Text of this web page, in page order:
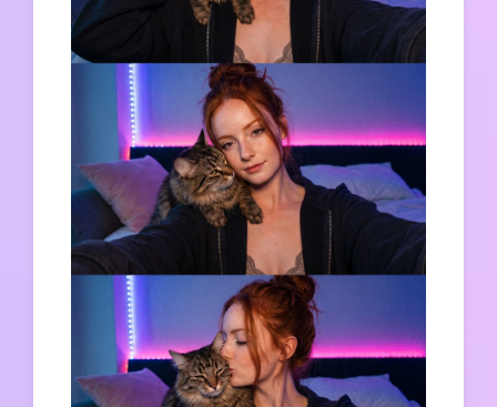
íntima tarde da noite. Relação de aspecto 3:4, sem borda.